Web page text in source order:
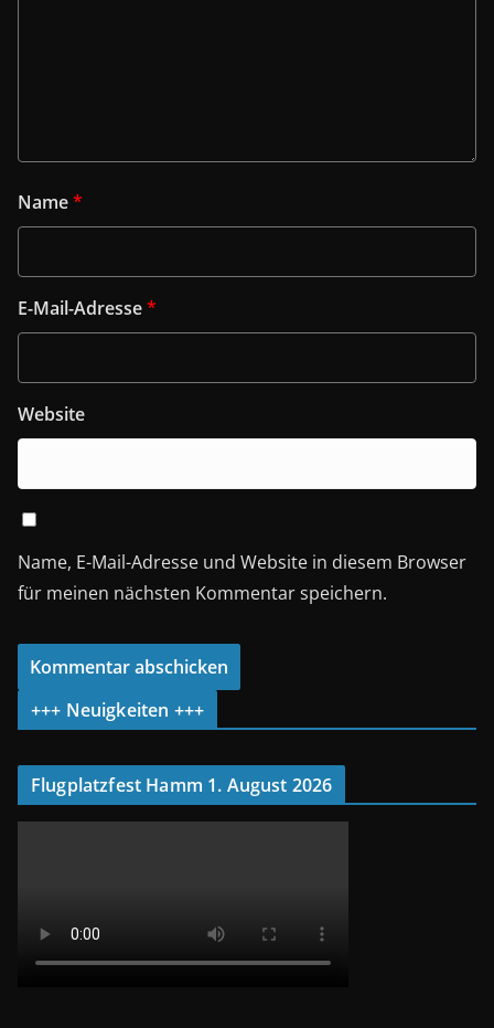
Name*
E-Mail-Adresse*
Website
Name, E-Mail-Adresse und Website in diesem Browser
für meinen nächsten Kommentar speichern.
+++ Neuigkeiten +++
Flugplatzfest Hamm 1. August 2026